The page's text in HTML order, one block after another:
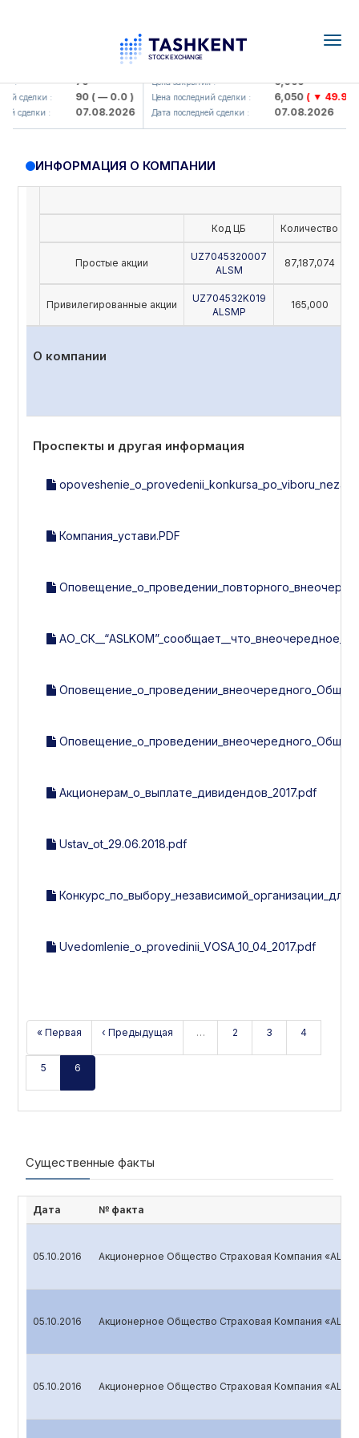
: 79
сделки : 90( — 0.0 )
сделки : 07.08.2026
UZMK (<O'zmetkombinat> AJ)
Цена закрытия : 6,099
Цена последний сделки : 6,050( ▼ 49.96 )
Дата последней сделки : 07.08.2026
ИНФОРМАЦИЯ О КОМПАНИИ
Код ЦБ Количество
Простые акции
UZ7045320007
ALSM
87,187,074
Привилегированные акции
UZ704532K019
ALSMP
165,000
О компании
Проспекты и другая информация
Компания_устави.PDF
Акционерам_о_выплате_дивидендов_2017.pdf
Ustav_ot_29.06.2018.pdf
Uvedomlenie_o_provedinii_VOSA_10_04_2017.pdf
« Первая ‹ Предыдущая … 2 3 4
5 6
Существенные факты
Дата № факта
05.10.2016 Акционерное Общество Страховая Компания
05.10.2016 Акционерное Общество Страховая Компания
05.10.2016 Акционерное Общество Страховая Компания